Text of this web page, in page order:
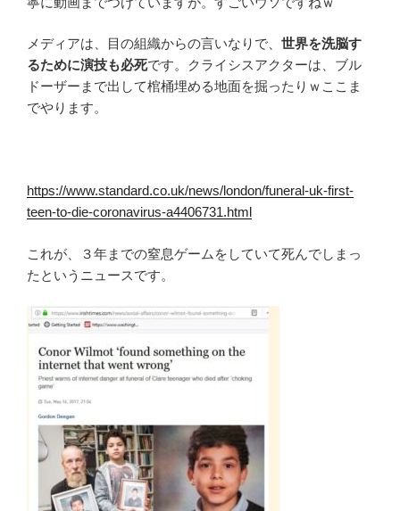
メディアは、目の組織からの言いなりで、 世界を洗脳す
るために演技も必死です。クライシスアクターは、ブル
ドーザーまで出して棺桶埋める地面を掘ったりｗここま
でやります。
https://www.standard.co.uk/news/london/funeral-uk-first-
teen-to-die-coronavirus-a4406731.html
これが、３年までの窒息ゲームをしていて死んでしまっ
たというニュースです。